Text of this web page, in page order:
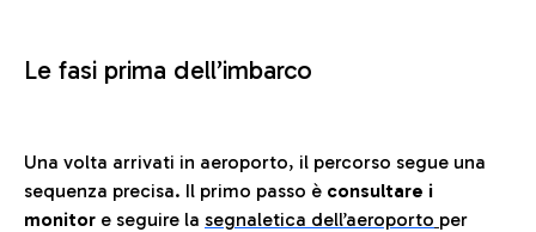
Le fasi prima dell’imbarco
Una volta arrivati in aeroporto, il percorso segue una
sequenza precisa. Il primo passo è consultare i
monitor e seguire la segnaletica dell’aeroporto per